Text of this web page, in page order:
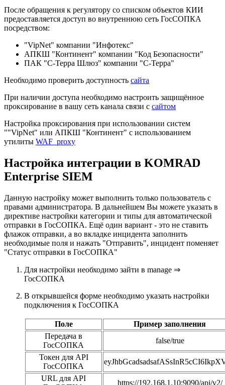
После обращения к регулятору со списком объектов КИИ
предоставляется доступ во внутреннюю сеть ГосСОПКА
посредством:
"VipNet" компании "Инфотекс"
АПКШ "Континент" компании "Код Безопасности"
ПАК "С-Терра Шлюз" компании "С-Терра"
Необходимо проверить доступность сайта
При наличии доступа необходимо настроить защищённое
проксирование в вашу сеть канала связи с сайтом
Настройка проксирования при использовании систем
""VipNet" или АПКШ "Континент" с использованием
утилиты WAF_proxy
Настройка интеграции в KOMRAD
Enterprise SIEM
Данную настройку может выполнить только пользователь с
правами администратора. В дальнейшем Вы можете указать в
директиве настройки категории и типы для автоматической
отправки в ГосСОПКА. Ещё один вариант - это не ставить
флажок отправки, а во вкладке инцидента заполнить
необходимые поля и нажать "Отправить", инцидент поменяет
"Статус отправки в ГосСОПКА"
Для настройки необходимо зайти в manage ⇒
ГосСОПКА
В открывшейся форме необходимо указать настройки
подключения к ГосСОПКА
Поле
Пример заполнения
Передача в
ГосСОПКА
false/true
Токен для API
ГосСОПКА
URL для API
https://192.168.1.10:9090/api/v2/